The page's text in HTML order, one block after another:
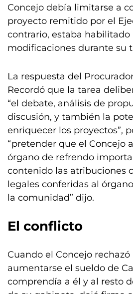
Concejo debía limitarse a
proyecto remitido por el
contrario, estaba
modificaciones durante su
La respuesta del
Recordó que la tarea
“el debate, análisis de
discusión, y también la
enriquecer los proyectos”,
“pretender que el Concejo
órgano de refrendo
contenido las atribuciones
legales conferidas al
la comunidad” dijo.
El conflicto
Cuando el Concejo
aumentarse el sueldo de
comprendía a él y al resto